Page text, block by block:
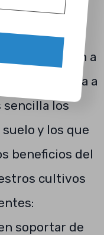
estas. y por
las plantas.
no afectan a
a esta a
sencilla los
y los que
beneficios del
cultivos
soportar de